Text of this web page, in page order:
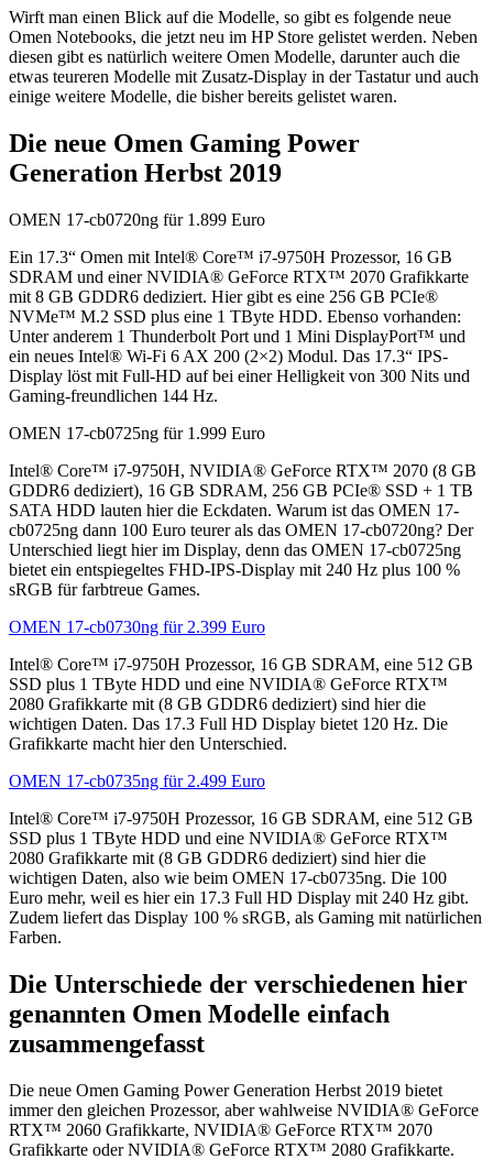
Wirft man einen Blick auf die Modelle, so gibt es folgende neue
Omen Notebooks, die jetzt neu im HP Store gelistet werden. Neben
diesen gibt es natürlich weitere Omen Modelle, darunter auch die
etwas teureren Modelle mit Zusatz-Display in der Tastatur und auch
einige weitere Modelle, die bisher bereits gelistet waren.
Die neue Omen Gaming Power
Generation Herbst 2019
OMEN 17-cb0720ng für 1.899 Euro
Ein 17.3“ Omen mit Intel® Core™ i7-9750H Prozessor, 16 GB
SDRAM und einer NVIDIA® GeForce RTX™ 2070 Grafikkarte
mit 8 GB GDDR6 dediziert. Hier gibt es eine 256 GB PCIe®
NVMe™ M.2 SSD plus eine 1 TByte HDD. Ebenso vorhanden:
Unter anderem 1 Thunderbolt Port und 1 Mini DisplayPort™ und
ein neues Intel® Wi-Fi 6 AX 200 (2×2) Modul. Das 17.3“ IPS-
Display löst mit Full-HD auf bei einer Helligkeit von 300 Nits und
Gaming-freundlichen 144 Hz.
OMEN 17-cb0725ng für 1.999 Euro
Intel® Core™ i7-9750H, NVIDIA® GeForce RTX™ 2070 (8 GB
GDDR6 dediziert), 16 GB SDRAM, 256 GB PCIe® SSD + 1 TB
SATA HDD lauten hier die Eckdaten. Warum ist das OMEN 17-
cb0725ng dann 100 Euro teurer als das OMEN 17-cb0720ng? Der
Unterschied liegt hier im Display, denn das OMEN 17-cb0725ng
bietet ein entspiegeltes FHD-IPS-Display mit 240 Hz plus 100 %
sRGB für farbtreue Games.
OMEN 17-cb0730ng für 2.399 Euro
Intel® Core™ i7-9750H Prozessor, 16 GB SDRAM, eine 512 GB
SSD plus 1 TByte HDD und eine NVIDIA® GeForce RTX™
2080 Grafikkarte mit (8 GB GDDR6 dediziert) sind hier die
wichtigen Daten. Das 17.3 Full HD Display bietet 120 Hz. Die
Grafikkarte macht hier den Unterschied.
OMEN 17-cb0735ng für 2.499 Euro
Intel® Core™ i7-9750H Prozessor, 16 GB SDRAM, eine 512 GB
SSD plus 1 TByte HDD und eine NVIDIA® GeForce RTX™
2080 Grafikkarte mit (8 GB GDDR6 dediziert) sind hier die
wichtigen Daten, also wie beim OMEN 17-cb0735ng. Die 100
Euro mehr, weil es hier ein 17.3 Full HD Display mit 240 Hz gibt.
Zudem liefert das Display 100 % sRGB, als Gaming mit natürlichen
Farben.
Die Unterschiede der verschiedenen hier
genannten Omen Modelle einfach
zusammengefasst
Die neue Omen Gaming Power Generation Herbst 2019 bietet
immer den gleichen Prozessor, aber wahlweise NVIDIA® GeForce
RTX™ 2060 Grafikkarte, NVIDIA® GeForce RTX™ 2070
Grafikkarte oder NVIDIA® GeForce RTX™ 2080 Grafikkarte.